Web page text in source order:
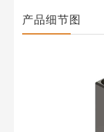
产品细节图